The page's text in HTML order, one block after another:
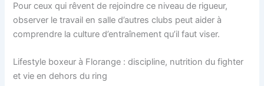
Pour ceux qui rêvent de rejoindre ce niveau de rigueur,
observer le travail en salle d’autres clubs peut aider à
comprendre la culture d’entraînement qu’il faut viser.
Lifestyle boxeur à Florange : discipline, nutrition du fighter
et vie en dehors du ring